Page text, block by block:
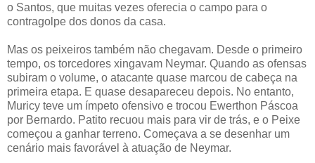
o Santos, que muitas vezes oferecia o campo para o
contragolpe dos donos da casa.
Mas os peixeiros também não chegavam. Desde o primeiro
tempo, os torcedores xingavam Neymar. Quando as ofensas
subiram o volume, o atacante quase marcou de cabeça na
primeira etapa. E quase desapareceu depois. No entanto,
Muricy teve um ímpeto ofensivo e trocou Ewerthon Páscoa
por Bernardo. Patito recuou mais para vir de trás, e o Peixe
começou a ganhar terreno. Começava a se desenhar um
cenário mais favorável à atuação de Neymar.